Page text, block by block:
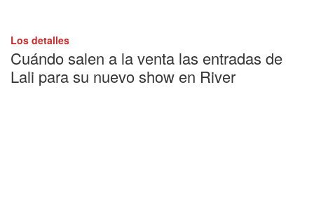
Los detalles
Cuándo salen a la venta las entradas de
Lali para su nuevo show en River